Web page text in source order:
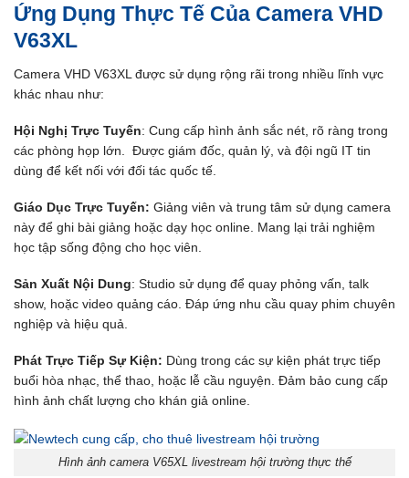
Ứng Dụng Thực Tế Của Camera VHD
V63XL
Camera VHD V63XL được sử dụng rộng rãi trong nhiều lĩnh vực
khác nhau như:
Hội Nghị Trực Tuyến: Cung cấp hình ảnh sắc nét, rõ ràng trong
các phòng họp lớn. Được giám đốc, quản lý, và đội ngũ IT tin
dùng để kết nối với đối tác quốc tế.
Giáo Dục Trực Tuyến: Giảng viên và trung tâm sử dụng camera
này để ghi bài giảng hoặc dạy học online. Mang lại trải nghiệm
học tập sống động cho học viên.
Sản Xuất Nội Dung: Studio sử dụng để quay phỏng vấn, talk
show, hoặc video quảng cáo. Đáp ứng nhu cầu quay phim chuyên
nghiệp và hiệu quả.
Phát Trực Tiếp Sự Kiện: Dùng trong các sự kiện phát trực tiếp
buổi hòa nhạc, thể thao, hoặc lễ cầu nguyện. Đảm bảo cung cấp
hình ảnh chất lượng cho khán giả online.
Hình ảnh camera V65XL livestream hội trường thực thế